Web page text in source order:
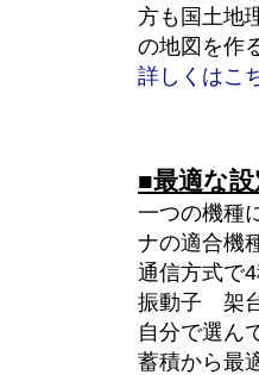
方も国土地
の地図を作
詳しくはこ
■最適な
一つの機種
ナの適合機
通信方式
振動子 架
自分で選ん
蓄積から最